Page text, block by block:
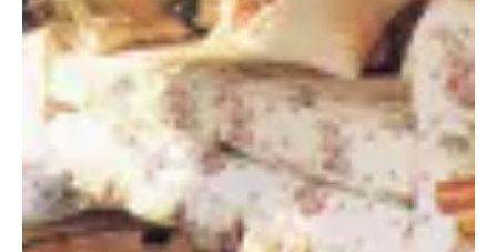
egy bútor - egy vevő. Vagyis alkattól, igénytől, ízléstől függően
mindenki számára van egy vagy több tökéletes ülőalkalma...